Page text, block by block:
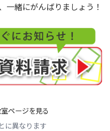
一緒にがんばりましょう！
ページを見る
に異なります